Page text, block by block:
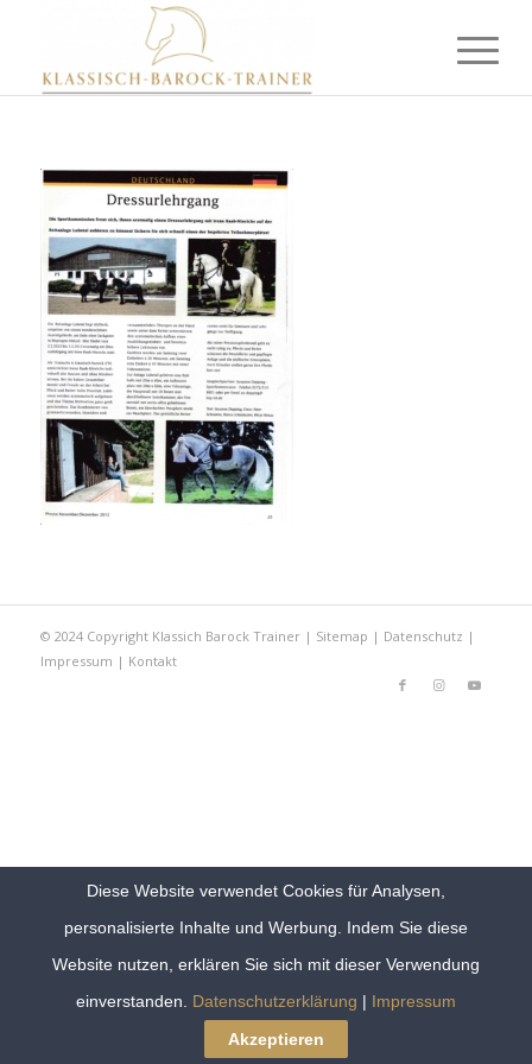
© 2024 Copyright Klassich Barock Trainer | Sitemap | Datenschutz |
Impressum | Kontakt
Diese Website verwendet Cookies für Analysen,
personalisierte Inhalte und Werbung. Indem Sie diese
Website nutzen, erklären Sie sich mit dieser Verwendung
einverstanden. Datenschutzerklärung | Impressum
Akzeptieren